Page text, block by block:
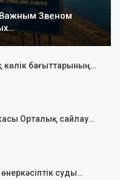
Важным Звеном
көлік бағыттарының…
Орталық сайлау…
суды…